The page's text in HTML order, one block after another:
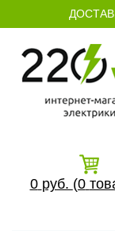
0 руб. (0